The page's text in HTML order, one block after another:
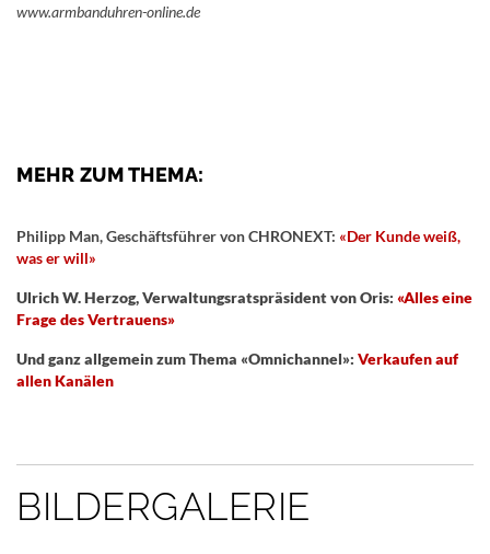
www.armbanduhren-online.de
MEHR ZUM THEMA:
Philipp Man, Geschäftsführer von CHRONEXT: «Der Kunde weiß,
was er will»
Ulrich W. Herzog, Verwaltungsratspräsident von Oris: «Alles eine
Frage des Vertrauens»
Und ganz allgemein zum Thema «Omnichannel»: Verkaufen auf
allen Kanälen
BILDERGALERIE